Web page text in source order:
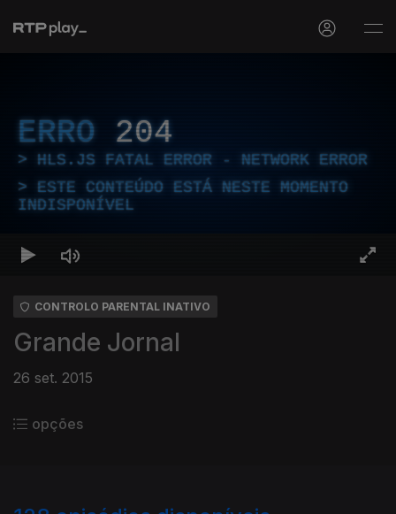
ERRO 204
HLS.JS FATAL ERROR - NETWORK ERROR
ESTE CONTEÚDO ESTÁ NESTE MOMENTO
INDISPONÍVEL
CONTROLO PARENTAL INATIVO
Grande Jornal
26 set. 2015
opções